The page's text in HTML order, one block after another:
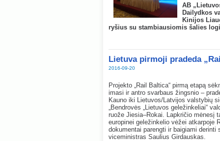
AB
Dailydkos
Kinijos
ryšius su stambiausiomis šalies
Lietuva pirmoji pradeda
2016-09-20
Projekto „Rail Baltica“ pirmą etapą
imasi ir antro svarbaus žingsnio –
Kauno iki Lietuvos/Latvijos valstybių
„Bendrovės „Lietuvos geležinkeliai“
ruože Jiesia–Rokai. Lapkričio mėnesį
europinei geležinkelio vėžei atkarpoje
dokumentai parengti ir baigiami
viceministras Saulius Girdauskas.